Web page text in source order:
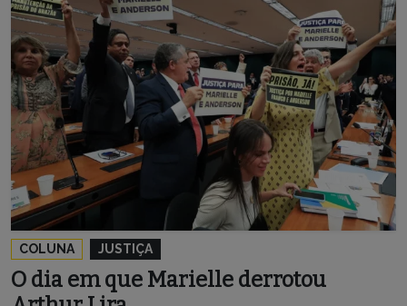
COLUNA JUSTIÇA
O dia em que Marielle derrotou